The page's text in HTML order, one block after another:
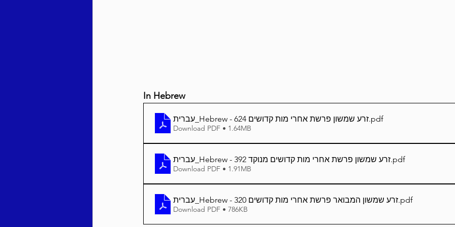
Vayikra 5786 Vayakhel-Pekudei 5786
In Hebrew
עברית_Hebrew - זרע שמשון פרשת אחרי מות קדושים 624.pdf
Download PDF • 1.64MB
עברית_Hebrew - זרע שמשון פרשת אחרי מות קדושים מנוקד 392.pdf
Download PDF • 1.91MB
עברית_Hebrew - זרע שמשון המבואר פרשת אחרי מות קדושים 320.pdf
Download PDF • 786KB